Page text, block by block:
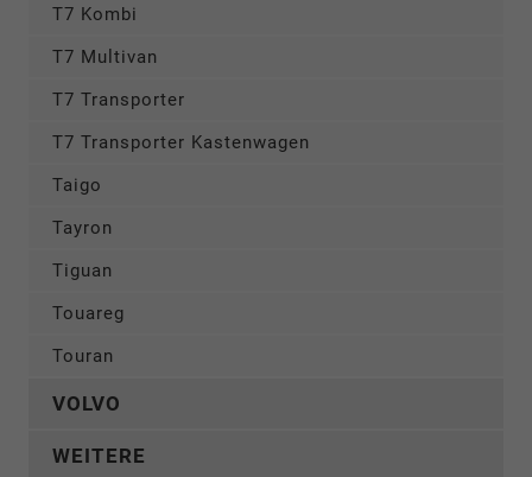
T7 Kombi
T7 Multivan
T7 Transporter
T7 Transporter Kastenwagen
Taigo
Tayron
Tiguan
Touareg
Touran
VOLVO
WEITERE